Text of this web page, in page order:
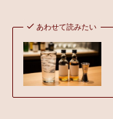
あわせて読みたい